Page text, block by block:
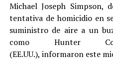
Michael Joseph Simpson,
tentativa de homicidio en
suministro de aire a un
como Hunter
(EE.UU.), informaron este